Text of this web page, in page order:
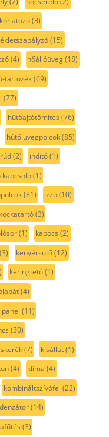
(3)
(15)
(4) hőállóüveg(18)
tartozék(69)
(77)
hűtőajtótömítés (76)
hűtő üvegpolcok(85)
(2) indító(1)
kapcsoló(1)
(81) izzó(10)
(3)
(1) kapocs (2)
kenyérsütő(12)
keringtető(1)
(4)
panel (11)
(30)
(7) kisállat(1)
(4) klíma (4)
kombináltszívófej (22)
(14)
(3)